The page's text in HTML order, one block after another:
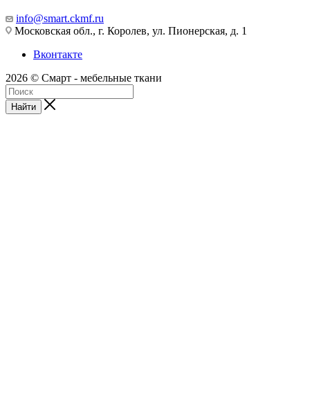
info@smart.ckmf.ru
Московская обл., г. Королев, ул. Пионерская, д. 1
Вконтакте
2026 © Смарт - мебельные ткани
Найти